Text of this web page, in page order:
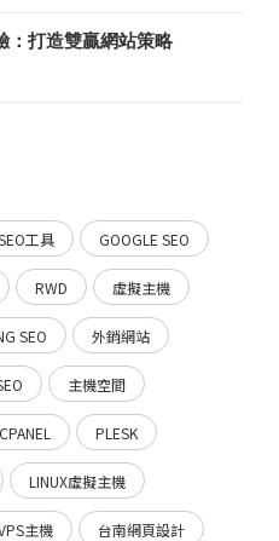
：打造雙贏網站策略
工具 GOOGLE SEO
RWD 虛擬主機
SEO 外銷網站
主機空間
CPANEL PLESK
LINUX虛擬主機
主機 台南網頁設計